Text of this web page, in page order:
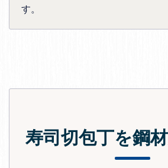
す。
寿司切包丁を鋼